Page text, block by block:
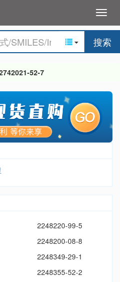
搜索
52-7
2248220-99-5
2248200-08-8
2248349-29-1
2248355-52-2